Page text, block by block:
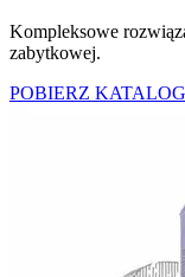
Kompleksowe
zabytkowej.
POBIERZ KATALOG